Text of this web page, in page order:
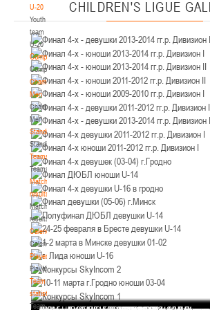
U-20
Youth
team
U-20
Competition
Competition
Championship.
Men
Championship.
Men
Standings
Standings
Teams
Teams
Match
results
Match
results
Calendar
Calendar
Players
Players
Team
statistics
Team
III тур – юноши 2010-2011 гг.р., дивизион 1, группа В
Брест, ул. ул. Ленинградская, 4
U-14, юноши
V тур – юноши 2012-2013 гг.р., дивизион 2 02-03
Зеленая, 86
27.02.-01.03.2026
U-14, девушки
III тур – девушки 2012-2013 гг.р., Дивизион 2, 27
Минск, ул. Уральская 3А
21-22.02.2026
U-16 , девушки
IV тур – девушки 2010-2011 гг.р., Дивизион 1 21-22
Бобруйск, ул. Октябрьская, 119А20-22.02.2026
CHILDREN'S LIGUE